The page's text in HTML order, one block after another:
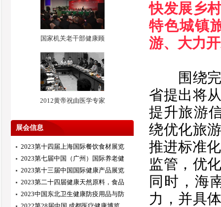
国家机关老干部健康顾
2012黄帝祝由医学专家
展会信息
2023第十四届上海国际餐饮食材展览
2023第七届中国（广州）国际养老健
2023第十三届中国国际健康产品展览
2023第二十四届健康天然原料，食品
2023中国东北卫生健康防疫用品与防
快发展乡
特色城镇
游、大力
围绕完
省提出将
提升旅游
绕优化旅
推进标准
监管，优
同时，海
力，并具